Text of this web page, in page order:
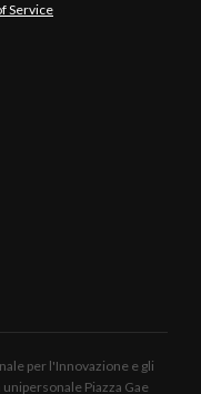
Service
per l'Innovazione e gli
Piazza Gae